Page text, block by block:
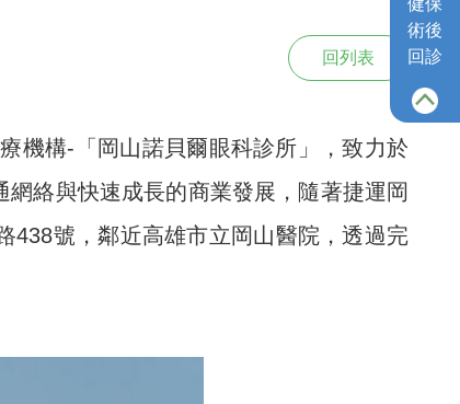
回列表
機構-「岡山諾貝爾眼科診所」，致力於
絡與快速成長的商業發展，隨著捷運岡
438號，鄰近高雄市立岡山醫院，透過完
健保
術後
回診